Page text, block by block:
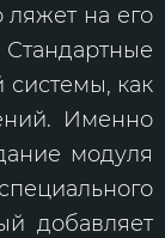
ляжет на его
системы, как
Именно
модуля
добавляет